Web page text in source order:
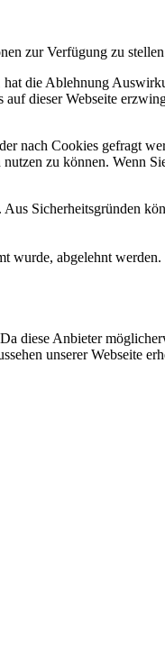
zur Verfügung zu
die Ablehnung
dieser Webseite
nach Cookies gefragt
zu können. Wenn
Sicherheitsgründen
abgelehnt
diese Anbieter
unserer Webseite